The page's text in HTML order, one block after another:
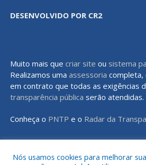
DESENVOLVIDO POR CR2
Muito mais que criar site ou sistema
Realizamos uma assessoria completa,
em contrato que todas as exigências
transparência pública serão atendidas.
Conheça o PNTP e o Radar da
Nós usamos cookies para melhorar